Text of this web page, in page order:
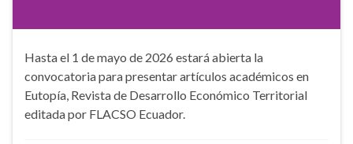
Hasta el 1 de mayo de 2026 estará abierta la
convocatoria para presentar artículos académicos en
Eutopía, Revista de Desarrollo Económico Territorial
editada por FLACSO Ecuador.